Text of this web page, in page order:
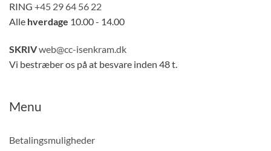
RING +45 29 64 56 22
Alle hverdage 10.00 - 14.00
SKRIVweb@cc-isenkram.dk
Vi bestræber os på at besvare inden 48 t.
Menu
Betalingsmuligheder